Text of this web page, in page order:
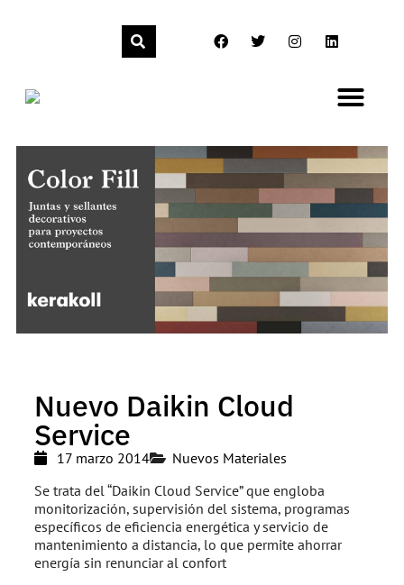
Nuevo Daikin Cloud
Service
17 marzo 2014
Nuevos Materiales
Se trata del “Daikin Cloud Service” que engloba
monitorización, supervisión del sistema, programas
específicos de eficiencia energética y servicio de
mantenimiento a distancia, lo que permite ahorrar
energía sin renunciar al confort